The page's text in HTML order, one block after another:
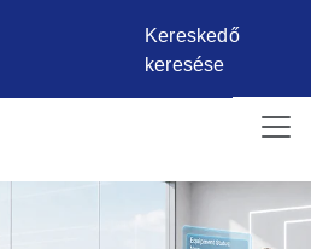
Kereskedő
keresése